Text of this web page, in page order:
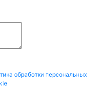
обработки персональных